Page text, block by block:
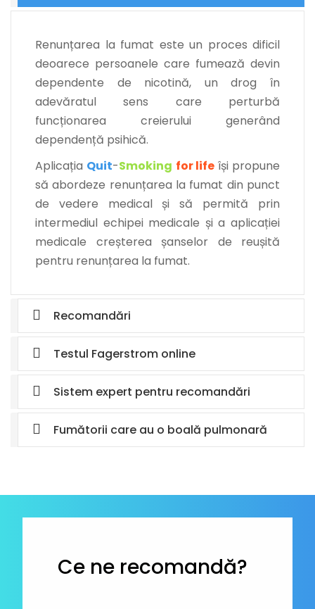
Renunțarea la fumat este un proces dificil
deoarece persoanele care fumează devin
dependente de nicotină, un drog în
adevăratul sens care perturbă
funcționarea creierului generând
dependență psihică.
Aplicația Quit-Smoking for life își propune
să abordeze renunțarea la fumat din punct
de vedere medical și să permită prin
intermediul echipei medicale și a aplicației
medicale creșterea șanselor de reușită
pentru renunțarea la fumat.
Recomandări
Testul Fagerstrom online
Sistem expert pentru recomandări
Fumătorii care au o boală pulmonară
Ce ne recomandă?